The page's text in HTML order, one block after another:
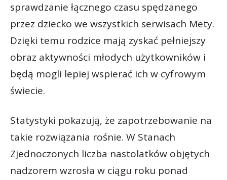
sprawdzanie łącznego czasu spędzanego
przez dziecko we wszystkich serwisach Mety.
Dzięki temu rodzice mają zyskać pełniejszy
obraz aktywności młodych użytkowników i
będą mogli lepiej wspierać ich w cyfrowym
świecie.
Statystyki pokazują, że zapotrzebowanie na
takie rozwiązania rośnie. W Stanach
Zjednoczonych liczba nastolatków objętych
nadzorem wzrosła w ciągu roku ponad